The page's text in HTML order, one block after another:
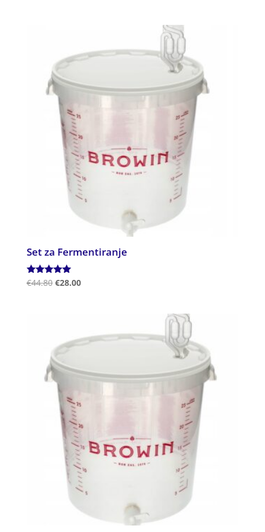
Set za Fermentiranje
Ocenjeno
€44.80 €28.00